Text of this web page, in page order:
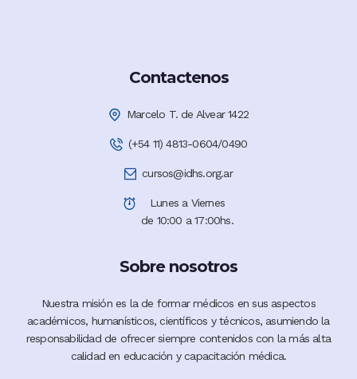
Contactenos
Marcelo T. de Alvear 1422
(+54 11) 4813-0604/0490
cursos@idhs.org.ar
Lunes a Viernes
de 10:00 a 17:00hs.
Sobre nosotros
Nuestra misión es la de formar médicos en sus aspectos
académicos, humanísticos, científicos y técnicos, asumiendo la
responsabilidad de ofrecer siempre contenidos con la más alta
calidad en educación y capacitación médica.